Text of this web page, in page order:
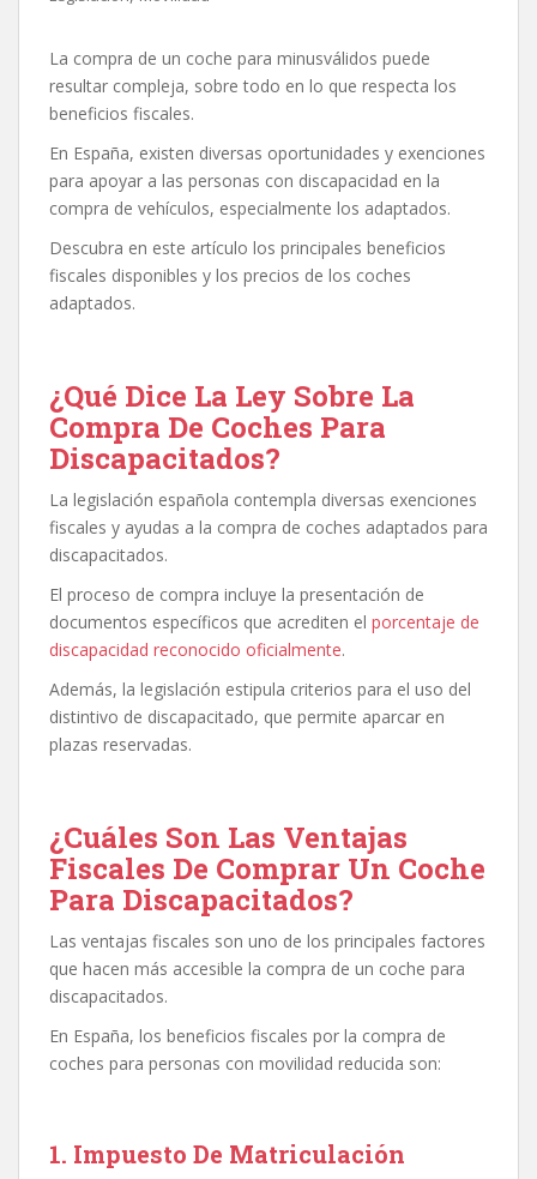
La compra de un coche para minusválidos puede
resultar compleja, sobre todo en lo que respecta los
beneficios fiscales.
En España, existen diversas oportunidades y exenciones
para apoyar a las personas con discapacidad en la
compra de vehículos, especialmente los adaptados.
Descubra en este artículo los principales beneficios
fiscales disponibles y los precios de los coches
adaptados.
¿Qué Dice La Ley Sobre La
Compra De Coches Para
Discapacitados?
La legislación española contempla diversas exenciones
fiscales y ayudas a la compra de coches adaptados para
discapacitados.
El proceso de compra incluye la presentación de
documentos específicos que acrediten el porcentaje de
discapacidad reconocido oficialmente.
Además, la legislación estipula criterios para el uso del
distintivo de discapacitado, que permite aparcar en
plazas reservadas.
¿Cuáles Son Las Ventajas
Fiscales De Comprar Un Coche
Para Discapacitados?
Las ventajas fiscales son uno de los principales factores
que hacen más accesible la compra de un coche para
discapacitados.
En España, los beneficios fiscales por la compra de
coches para personas con movilidad reducida son:
1. Impuesto De Matriculación